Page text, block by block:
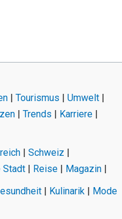
| Tourismus | Umwelt |
| Trends | Karriere |
| Schweiz |
Stadt | Reise | Magazin |
| Kulinarik | Mode